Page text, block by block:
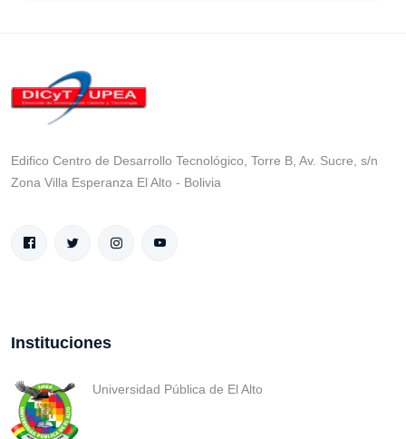
Edifico Centro de Desarrollo Tecnológico, Torre B, Av. Sucre, s/n
Zona Villa Esperanza El Alto - Bolivia
Instituciones
Universidad Pública de El Alto